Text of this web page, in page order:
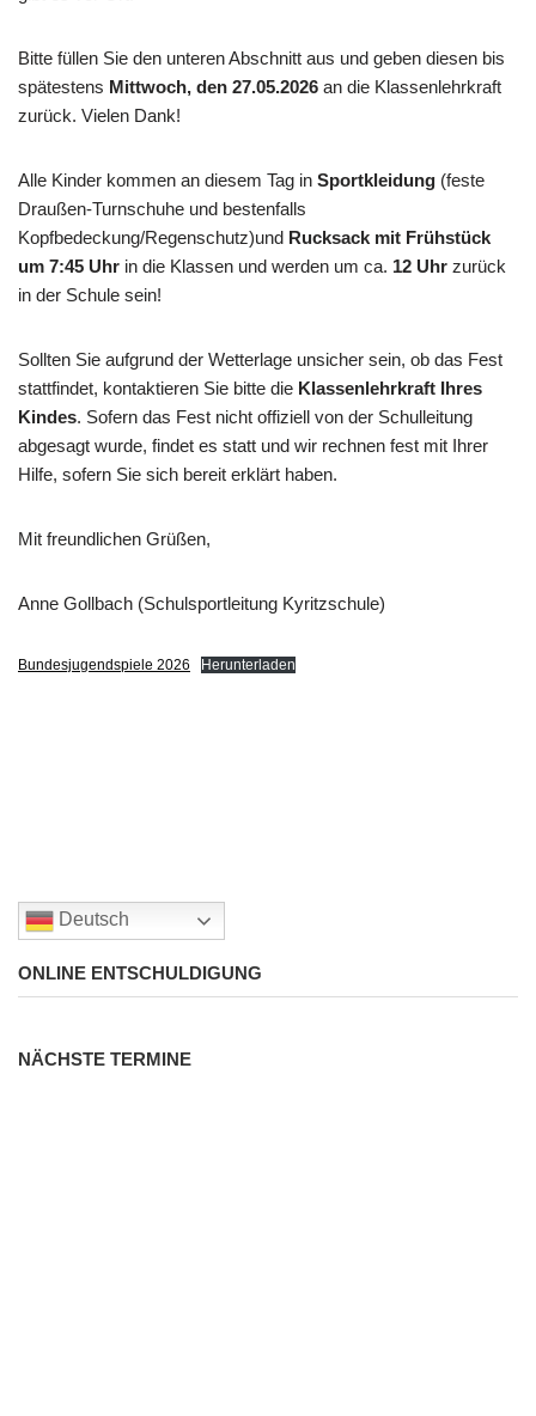
Bitte füllen Sie den unteren Abschnitt aus und geben diesen bis
spätestens Mittwoch, den 27.05.2026 an die Klassenlehrkraft
zurück. Vielen Dank!
Alle Kinder kommen an diesem Tag in Sportkleidung (feste
Draußen-Turnschuhe und bestenfalls
Kopfbedeckung/Regenschutz)und Rucksack mit Frühstück
um 7:45 Uhr in die Klassen und werden um ca. 12 Uhr zurück
in der Schule sein!
Sollten Sie aufgrund der Wetterlage unsicher sein, ob das Fest
stattfindet, kontaktieren Sie bitte die Klassenlehrkraft Ihres
Kindes. Sofern das Fest nicht offiziell von der Schulleitung
abgesagt wurde, findet es statt und wir rechnen fest mit Ihrer
Hilfe, sofern Sie sich bereit erklärt haben.
Mit freundlichen Grüßen,
Anne Gollbach (Schulsportleitung Kyritzschule)
Bundesjugendspiele 2026 Herunterladen
Deutsch
ONLINE ENTSCHULDIGUNG
NÄCHSTE TERMINE